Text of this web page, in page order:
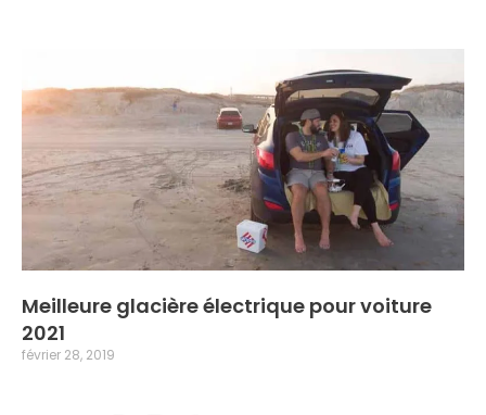
Meilleure glacière électrique pour voiture
2021
février 28, 2019